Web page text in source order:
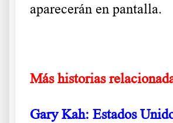
aparecerán en pantalla.
Más historias
Gary Kah: Estados